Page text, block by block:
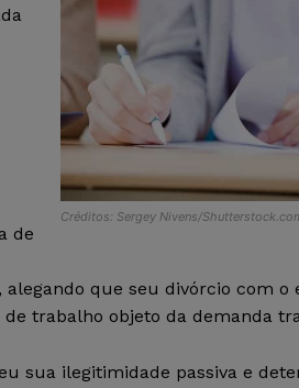
Créditos: Sergey Nivens/
de
que seu divórcio com o
trabalho objeto da demanda
sua ilegitimidade passiva e